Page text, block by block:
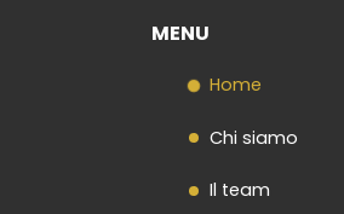
MENU
Home
Chi siamo
Il team